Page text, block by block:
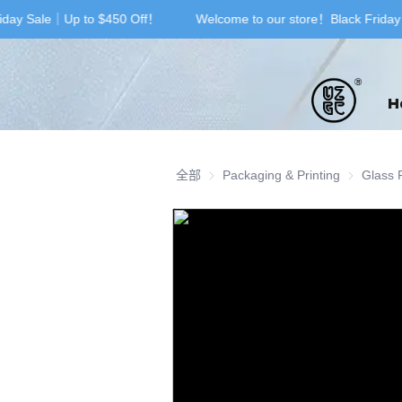
Sale｜Up to $450 Off！ Welcome to our store！Black
全部 Packaging & Printing Glass